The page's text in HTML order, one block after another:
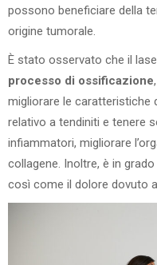
possono beneficiare della
origine tumorale.
È stato osservato che il
processo di ossificazione
migliorare le caratteristiche
relativo a tendiniti e tenere
infiammatori, migliorare
collagene. Inoltre, è in grado
così come il dolore dovuto